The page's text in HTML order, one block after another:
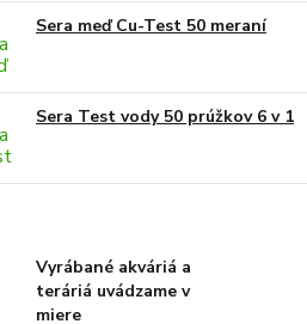
Sera meď Cu-Test 50 meraní
Sera Test vody 50 prúžkov 6 v 1
Vyrábané akváriá a
teráriá uvádzame v
miere